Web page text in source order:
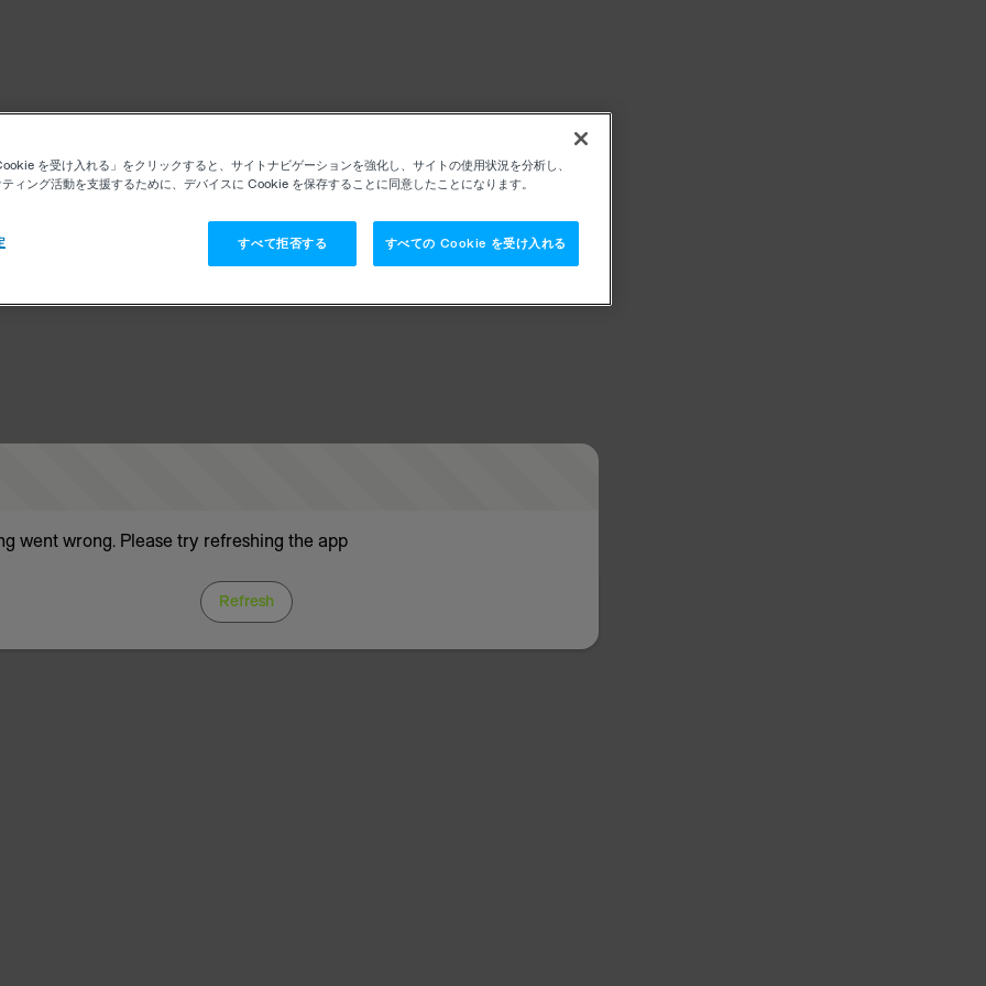
went wrong. Please try refreshing the app
Refresh
を受け入れる」をクリックすると、サイトナビゲーションを強化し、サイトの使用状況を分析し、
ィング活動を支援するために、デバイスに Cookie を保存することに同意したことになります。
すべて拒否する すべての Cookie を受け入れる